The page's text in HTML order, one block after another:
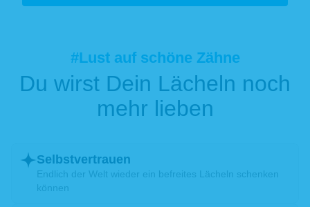
#Lust auf schöne Zähne
Du wirst Dein Lächeln noch
mehr lieben
Selbstvertrauen
Endlich der Welt wieder ein befreites Lächeln schenken
können